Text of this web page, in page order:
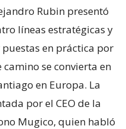
Rubin presentó
líneas estratégicas y
en práctica por
se convierta en
en Europa. La
por el CEO de la
Mugico, quien habló